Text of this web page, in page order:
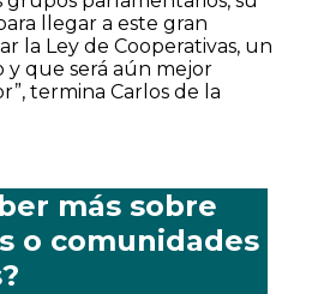
llegar a este gran
la Ley de Cooperativas, un
que será aún mejor
termina Carlos de la
más sobre
o comunidades